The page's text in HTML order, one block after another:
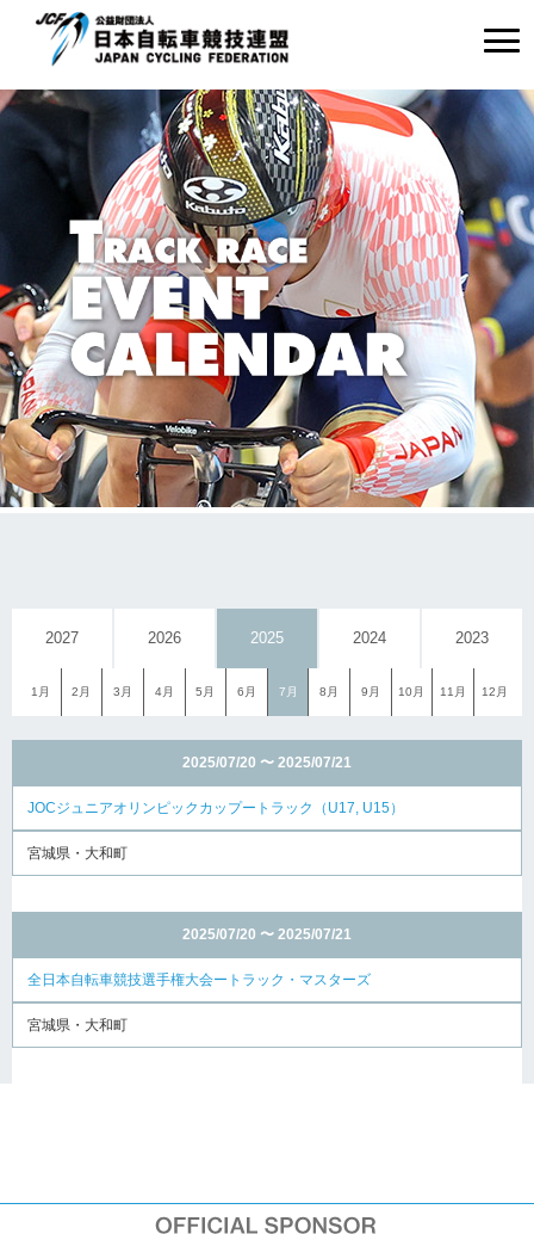
2027 2026 2025 2024 2023
1月 2月 3月 4月 5月 6月 7月 8月 9月 10月 11月 12月
2025/07/20 〜 2025/07/21
JOCジュニアオリンピックカップートラック（U17, U15）
宮城県・大和町
2025/07/20 〜 2025/07/21
全日本自転車競技選手権大会ートラック・マスターズ
宮城県・大和町